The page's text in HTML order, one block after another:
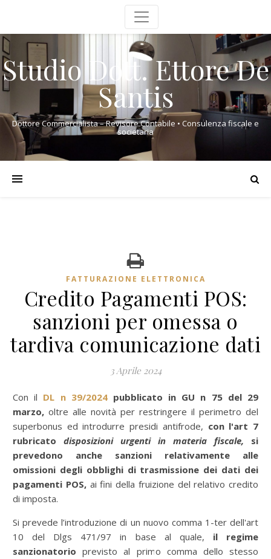
Studio Dott. Ettore De
Santis
Dottore Commercialista – Revisore Contabile • Consulenza fiscale e
societaria
FATTURAZIONE ELETTRONICA
Credito Pagamenti POS:
sanzioni per omessa o
tardiva comunicazione dati
3 Aprile 2024
Con il DL n 39/2024pubblicato in GU n 75 del 29
marzo, oltre alle novità per restringere il perimetro del
superbonus ed introdurre presidi antifrode, con l'art 7
rubricato disposizioni urgenti in materia fiscale,
si
prevedono anche sanzioni relativamente alle
omissioni degli obblighi di trasmissione dei dati dei
pagamenti POS, ai fini della fruizione del relativo credito
di imposta.
Si prevede l’introduzione di un nuovo comma 1-ter dell'art
10 del Dlgs 471/97 in base al quale, il regime
sanzionatorio previsto al primo comma dello stesso